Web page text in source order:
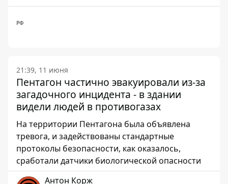
РФ
21:39, 11 июня
Пентагон частично эвакуировали из-за
загадочного инцидента - в здании
видели людей в противогазах
На территории Пентагона была объявлена ​​
тревога, и задействованы стандартные
протоколы безопасности, как оказалось,
сработали датчики биологической опасности
Антон Корж